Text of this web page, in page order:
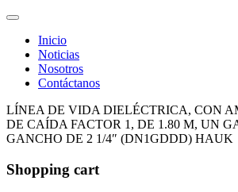
Inicio
Noticias
Nosotros
Contáctanos
LÍNEA DE VIDA DIELÉCTRICA, CON
DE CAÍDA FACTOR 1, DE 1.80 M, UN
GANCHO DE 2 1/4″ (DN1GDDD) HAUK
Shopping cart